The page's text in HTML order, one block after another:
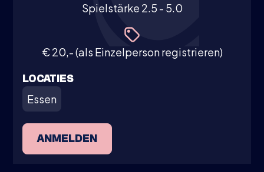
Spielstärke 2.5 - 5.0
€ 20,- (als Einzelperson registrieren)
LOCATIES
Essen
ANMELDEN